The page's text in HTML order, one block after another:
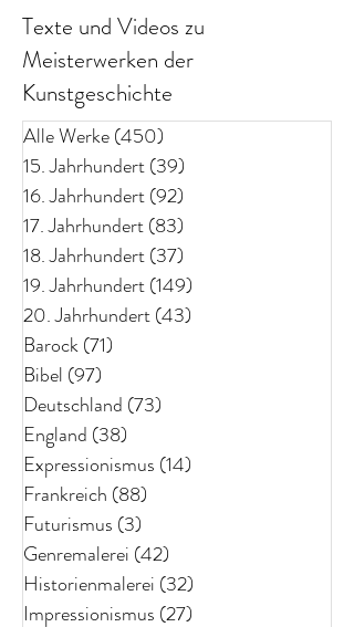
Texte und Videos zu
Meisterwerken der
Kunstgeschichte
Alle Werke(450)
15. Jahrhundert(39)
16. Jahrhundert(92)
17. Jahrhundert(83)
18. Jahrhundert(37)
19. Jahrhundert(149)
20. Jahrhundert(43)
Barock(71)
Bibel (97)
Deutschland (73)
England (38)
Expressionismus (14)
Frankreich (88)
Futurismus (3)
Genremalerei (42)
Historienmalerei (32)
Impressionismus (27)